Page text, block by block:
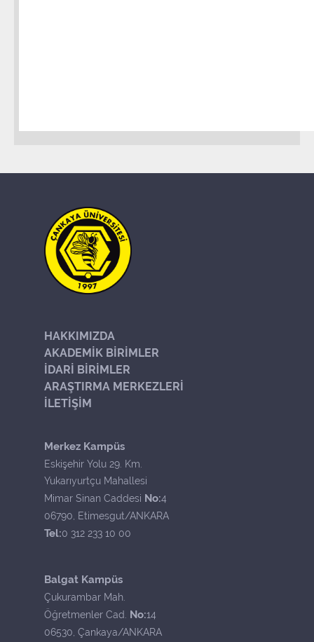
HAKKIMIZDA
AKADEMİK BİRİMLER
İDARİ BİRİMLER
ARAŞTIRMA MERKEZLERİ
İLETİŞİM
Merkez Kampüs
Eskişehir Yolu 29. Km.
Yukarıyurtçu Mahallesi
Mimar Sinan Caddesi No:4
06790, Etimesgut/ANKARA
Tel:0 312 233 10 00
Balgat Kampüs
Çukurambar Mah.
Öğretmenler Cad. No:14
06530, Çankaya/ANKARA